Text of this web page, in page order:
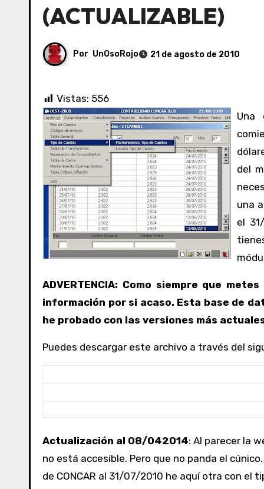
(ACTUALIZABLE)
Por UnOsoRojo 21 de agosto de 2010
Vistas: 556
Una de las cosas más tediosas del trabajo contable cuando
del
una
el
ADVERTENCIA: Como siempre que
información por si acaso. Esta base de
he probado con las versiones más
Puedes descargar este archivo a través del
Actualización al 08/042014: Al parecer la
no está accesible. Pero que no panda el
de CONCAR al 31/07/2010 he aquí otra con el